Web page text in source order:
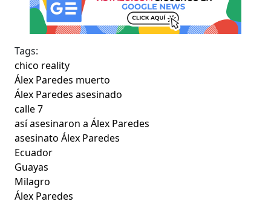
Tags:
chico reality
Álex Paredes muerto
Álex Paredes asesinado
calle 7
así asesinaron a Álex Paredes
asesinato Álex Paredes
Ecuador
Guayas
Milagro
Álex Paredes